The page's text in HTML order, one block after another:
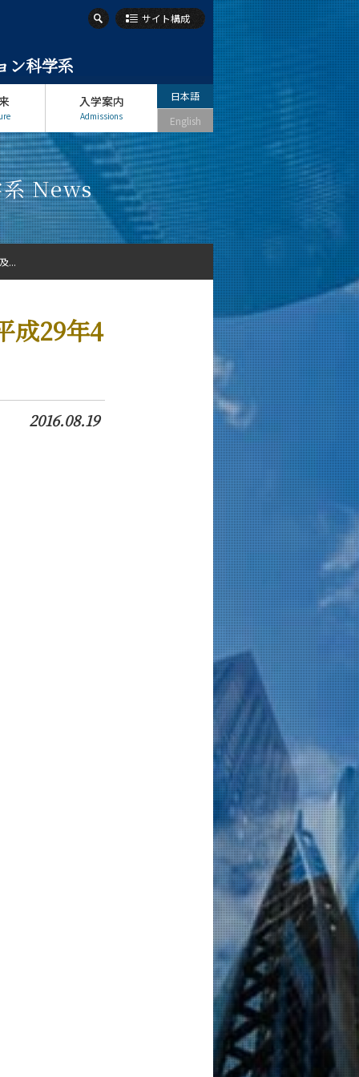
ン科学系
サイト構成
入学案内
Admissions
日本語
English
系 News
成29年4
2016.08.19
...